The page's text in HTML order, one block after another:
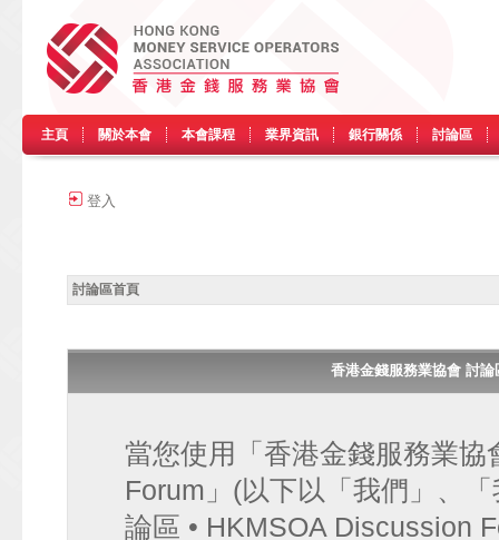
主頁 關於本會 本會課程 業界資訊 銀行關係 討論區
登入
討論區首頁
香港金錢服務業協會 討
當您使用「香港金錢服務業
Forum」(以下以「我們」、
論區 • HKMSOA Discussion